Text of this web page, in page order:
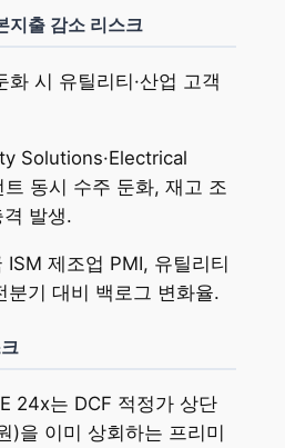
지출 감소 리스크
화 시 유틸리티·산업 고객
Solutions·Electrical
동시 수주 둔화, 재고 조
발생.
ISM 제조업 PMI, 유틸리티
분기 대비 백로그 변화율.
24x는 DCF 적정가 상단
)을 이미 상회하는 프리미